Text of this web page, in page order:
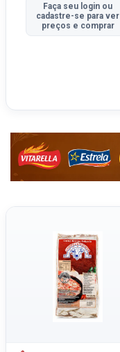
Faça seu login ou
cadastre-se para ver
preços e comprar